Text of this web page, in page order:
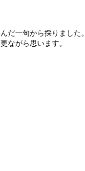
だ一句から採りました。
ながら思います。